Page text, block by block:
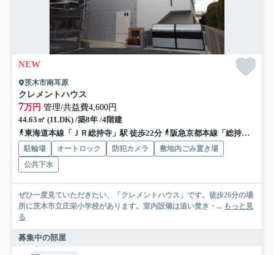
NEW
茨木市南耳原
クレメントハウス
7万円 管理/共益費4,600円
44.63㎡ (1LDK) /築8年 /4階建
東海道本線「ＪＲ総持寺」駅 徒歩22分
阪急京都本線「総持寺」駅 徒歩29分
駐輪場 オートロック 防犯カメラ
敷地内ごみ置き場
公共下水
ぜひ一度見ていただきたい、「クレメントハウス」です。徒歩26分の場
所に茨木市立庄栄小学校があります。室内設備は追い焚き・... もっと見
る
募集中の部屋